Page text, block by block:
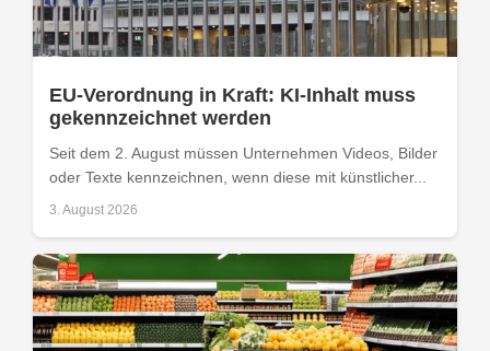
EU-Verordnung in Kraft: KI-Inhalt muss
gekennzeichnet werden
Seit dem 2. August müssen Unternehmen Videos, Bilder
oder Texte kennzeichnen, wenn diese mit künstlicher...
3. August 2026